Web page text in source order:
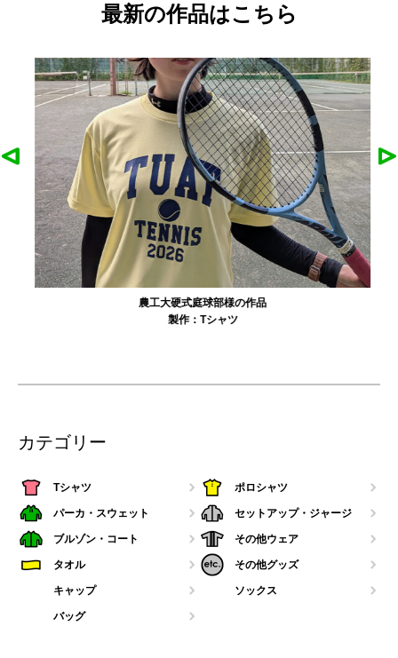
最新の作品はこちら
農工大硬式庭球部様の作品
製作：Tシャツ
カテゴリー
Tシャツ ポロシャツ
パーカ・スウェット セットアップ・ジャージ
ブルゾン・コート その他ウェア
タオル その他グッズ
キャップ ソックス
バッグ